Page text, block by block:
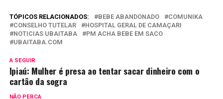
TÓPICOS RELACIONADOS: BEBE ABANDONADO
COMUNIKA
CONSELHO TUTELAR
HOSPITAL GERAL DE CAMAÇARI
NOTICIAS UBAITABA
PM ACHA BEBE EM SACO
UBAITABA.COM
A SEGUIR
Ipiaú: Mulher é presa ao tentar sacar dinheiro com o
cartão da sogra
NÃO PERCA